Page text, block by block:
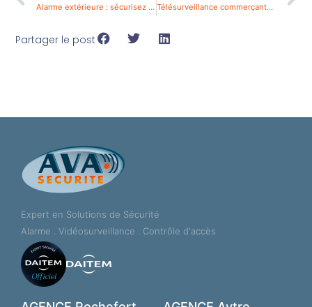
Alarme extérieure : sécurisez votre maison avec une alarme extérieure Télésurveillance commerçants : un indispensable pour votre sécurité professionnelle
Partager le post
Expert en Solutions de Sécurité
Alarme . Vidéosurveillance . Contrôle d'accès